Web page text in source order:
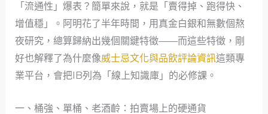
「流通性」爆表？簡單來說，就是「賣得掉、跑得快、
增值穩」。阿明花了半年時間，用真金白銀和無數個熬
夜研究，總算歸納出幾個關鍵特徵——而這些特徵，剛
好也解釋了為什麼像威士忌文化與品飲評論資訊這類專
業平台，會把IB列為「線上知識庫」的必修課。
一、桶強、單桶、老酒齡：拍賣場上的硬通貨